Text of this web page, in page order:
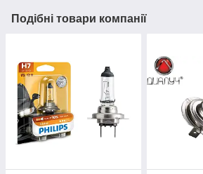
Подібні товари компанії